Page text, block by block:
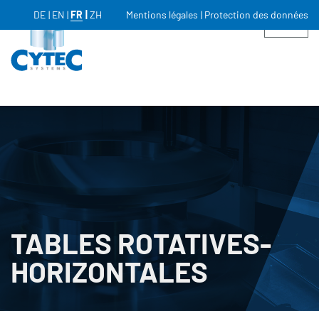
DE EN FR ZH Mentions légales Protection des données
TABLES ROTATIVES­
HORIZONTALES